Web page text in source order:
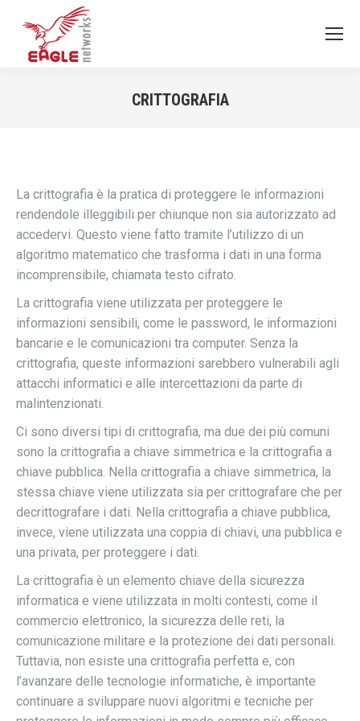
CRITTOGRAFIA
La crittografia è la pratica di proteggere le informazioni
rendendole illeggibili per chiunque non sia autorizzato ad
accedervi. Questo viene fatto tramite l’utilizzo di un
algoritmo matematico che trasforma i dati in una forma
incomprensibile, chiamata testo cifrato.
La crittografia viene utilizzata per proteggere le
informazioni sensibili, come le password, le informazioni
bancarie e le comunicazioni tra computer. Senza la
crittografia, queste informazioni sarebbero vulnerabili agli
attacchi informatici e alle intercettazioni da parte di
malintenzionati.
Ci sono diversi tipi di crittografia, ma due dei più comuni
sono la crittografia a chiave simmetrica e la crittografia a
chiave pubblica. Nella crittografia a chiave simmetrica, la
stessa chiave viene utilizzata sia per crittografare che per
decrittografare i dati. Nella crittografia a chiave pubblica,
invece, viene utilizzata una coppia di chiavi, una pubblica e
una privata, per proteggere i dati.
La crittografia è un elemento chiave della sicurezza
informatica e viene utilizzata in molti contesti, come il
commercio elettronico, la sicurezza delle reti, la
comunicazione militare e la protezione dei dati personali.
Tuttavia, non esiste una crittografia perfetta e, con
l’avanzare delle tecnologie informatiche, è importante
continuare a sviluppare nuovi algoritmi e tecniche per